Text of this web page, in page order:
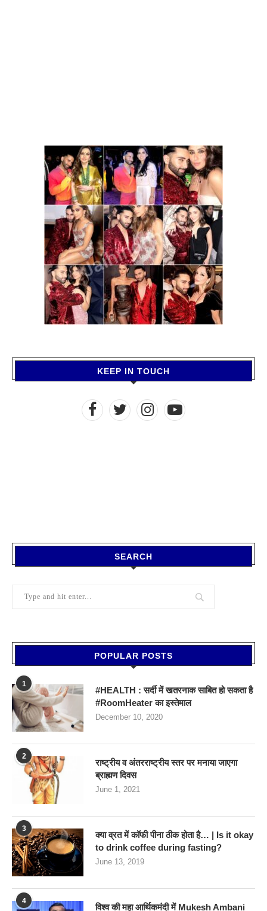
KEEP IN TOUCH
SEARCH
POPULAR POSTS
1
#HEALTH : सर्दी में खतरनाक साबित हो सकता है
#RoomHeater का इस्तेमाल
December 10, 2020
2
राष्ट्रीय व अंतरराष्ट्रीय स्तर पर मनाया जाएगा
ब्राह्मण दिवस
June 1, 2021
3
क्या व्रत में कॉफी पीना ठीक होता है… | Is it okay
to drink coffee during fasting?
June 13, 2019
4
विश्व की महा आर्थिकमंदी में Mukesh Ambani